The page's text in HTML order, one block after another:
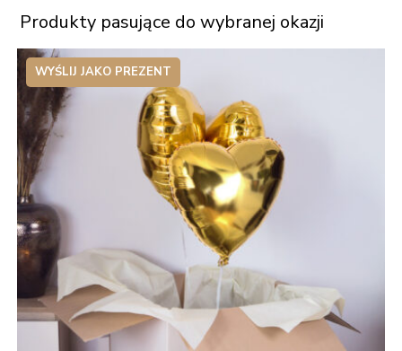
Produkty pasujące do wybranej okazji
WYŚLIJ JAKO PREZENT